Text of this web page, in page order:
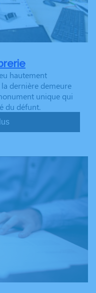
hautement
dernière demeure
unique qui
du défunt.